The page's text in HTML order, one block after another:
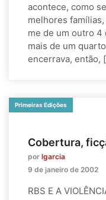
acontece, como
melhores
me de um outro 4
mais de um
encerrava, então,
Primeiras Edições
Cobertura,
por lgarcia
9 de janeiro de 2002
RBS E A